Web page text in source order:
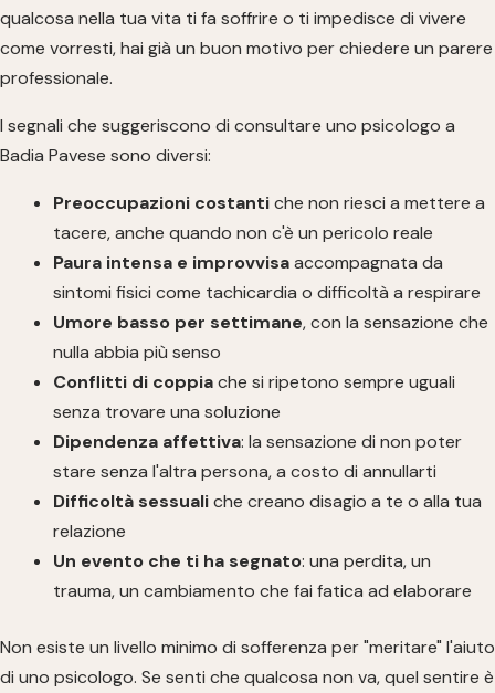
qualcosa nella tua vita ti fa soffrire o ti impedisce di vivere
come vorresti, hai già un buon motivo per chiedere un parere
professionale.
I segnali che suggeriscono di consultare uno psicologo a
Badia Pavese sono diversi:
Preoccupazioni costantiche non riesci a mettere a
tacere, anche quando non c'è un pericolo reale
Paura intensa e improvvisaaccompagnata da
sintomi fisici come tachicardia o difficoltà a respirare
Umore basso per settimane, con la sensazione che
nulla abbia più senso
Conflitti di coppiache si ripetono sempre uguali
senza trovare una soluzione
Dipendenza affettiva: la sensazione di non poter
stare senza l'altra persona, a costo di annullarti
Difficoltà sessualiche creano disagio a te o alla tua
relazione
Un evento che ti ha segnato: una perdita, un
trauma, un cambiamento che fai fatica ad elaborare
Non esiste un livello minimo di sofferenza per "meritare" l'aiuto
di uno psicologo. Se senti che qualcosa non va, quel sentire è